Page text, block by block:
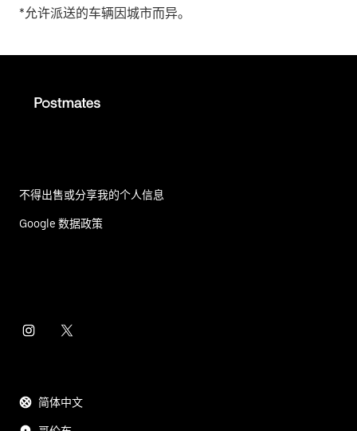
*允许派送的车辆因城市而异。
不得出售或分享我的个人信息
Google 数据政策
简体中文